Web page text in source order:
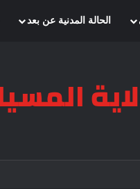
الحالة المدنية عن بعد